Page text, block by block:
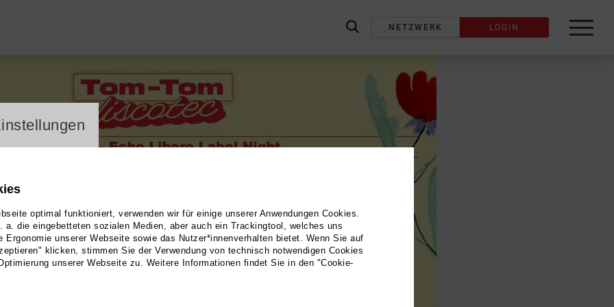
NETZWERK LOGIN
optimal funktioniert, verwenden wir für einige unserer Anwendungen Cookies.
a. die eingebetteten sozialen Medien, aber auch ein Trackingtool, welches uns
Ergonomie unserer Webseite sowie das Nutzer*innenverhalten bietet. Wenn Sie auf
klicken, stimmen Sie der Verwendung von technisch notwendigen Cookies
unserer Webseite zu. Weitere Informationen findet Sie in den "Cookie-